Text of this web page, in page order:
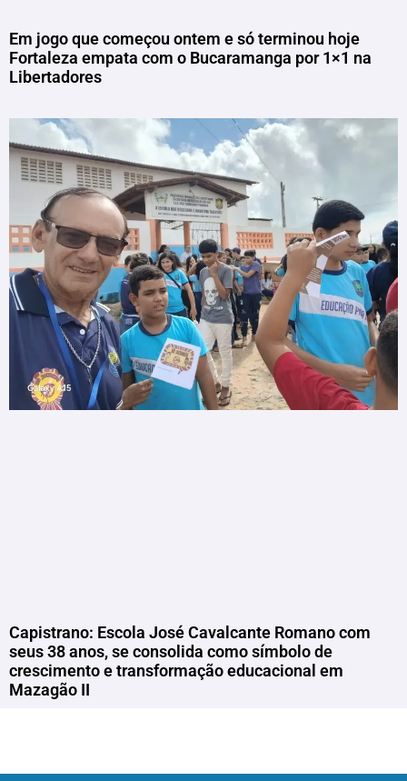
Em jogo que começou ontem e só terminou hoje
Fortaleza empata com o Bucaramanga por 1×1 na
Libertadores
Capistrano: Escola José Cavalcante Romano com
seus 38 anos, se consolida como símbolo de
crescimento e transformação educacional em
Mazagão II